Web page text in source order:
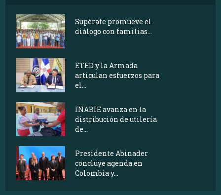
Supérate promueve el
diálogo con familias...
ETED y la Armada
articulan esfuerzos para
el...
INABIE avanza en la
distribución de utilería
de...
Presidente Abinader
concluye agenda en
Colombia y...